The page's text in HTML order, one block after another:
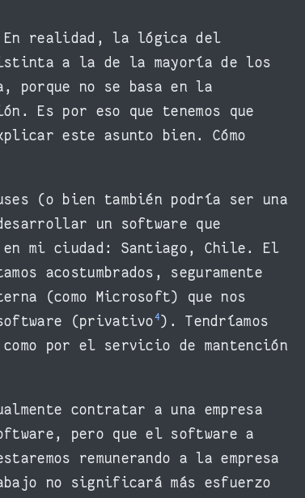
En realidad, la lógica del
a la de la mayoría de los
porque no se basa en la
Es por eso que tenemos que
este asunto bien. Cómo
(o bien también podría ser una
un software que
mi ciudad: Santiago, Chile. El
acostumbrados, seguramente
(como Microsoft) que nos
(privativo4 ). Tendríamos
por el servicio de mantención
contratar a una empresa
pero que el software a
remunerando a la empresa
no significará más esfuerzo